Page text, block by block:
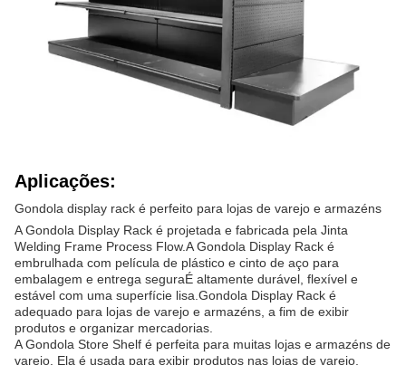
Aplicações:
Gondola display rack é perfeito para lojas de varejo e armazéns
A Gondola Display Rack é projetada e fabricada pela Jinta
Welding Frame Process Flow.A Gondola Display Rack é
embrulhada com película de plástico e cinto de aço para
embalagem e entrega seguraÉ altamente durável, flexível e
estável com uma superfície lisa.Gondola Display Rack é
adequado para lojas de varejo e armazéns, a fim de exibir
produtos e organizar mercadorias.
A Gondola Store Shelf é perfeita para muitas lojas e armazéns de
varejo. Ela é usada para exibir produtos nas lojas de varejo,